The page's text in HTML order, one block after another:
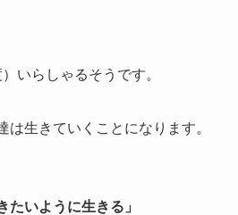
いらしゃるそうです。
生きていくことになります。
たいように生きる」